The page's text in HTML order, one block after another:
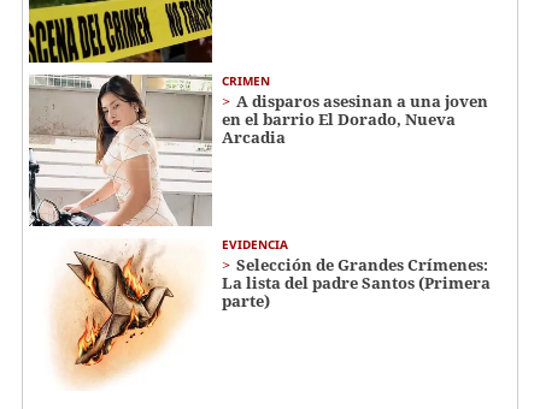
CRIMEN
A disparos asesinan a una joven
en el barrio El Dorado, Nueva
Arcadia
EVIDENCIA
Selección de Grandes Crímenes:
La lista del padre Santos (Primera
parte)